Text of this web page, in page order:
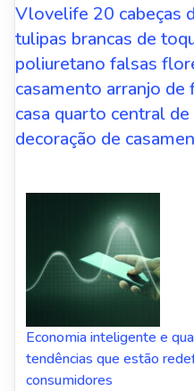
Vlovelife 20 cabeças
tulipas brancas de
poliuretano falsas
casamento arranjo de
casa quarto central
decoração de
Economia inteligente e
tendências que estão
consumidores